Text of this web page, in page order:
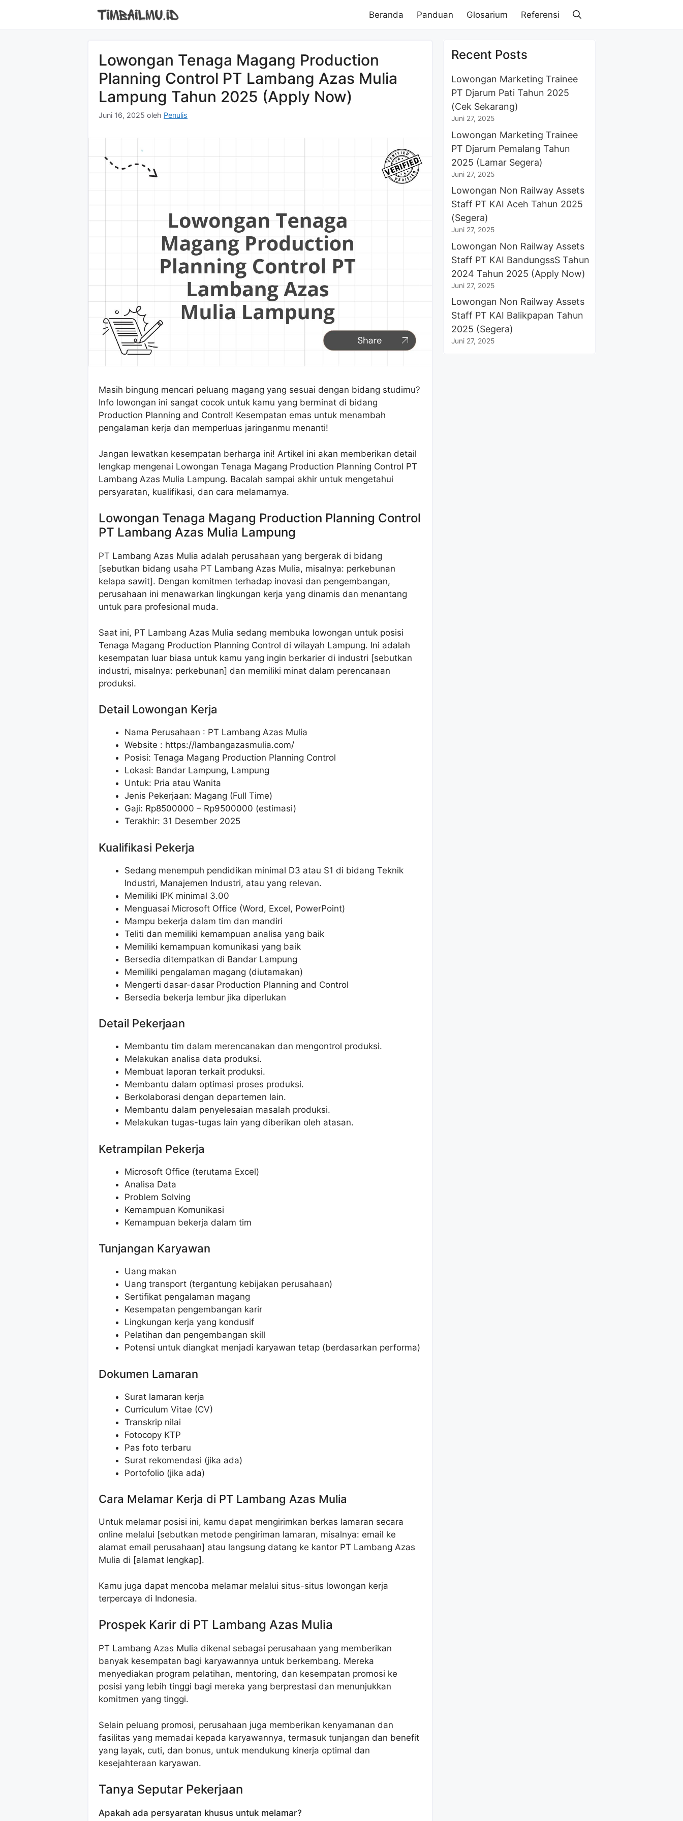
Beranda Panduan Glosarium Referensi
Lowongan Tenaga Magang Production
Planning Control PT Lambang Azas Mulia
Lampung Tahun 2025 (Apply Now)
Juni 16, 2025 oleh Penulis
Masih bingung mencari peluang magang yang sesuai dengan bidang studimu?
Info lowongan ini sangat cocok untuk kamu yang berminat di bidang
Production Planning and Control! Kesempatan emas untuk menambah
pengalaman kerja dan memperluas jaringanmu menanti!
Jangan lewatkan kesempatan berharga ini! Artikel ini akan memberikan detail
lengkap mengenai Lowongan Tenaga Magang Production Planning Control PT
Lambang Azas Mulia Lampung. Bacalah sampai akhir untuk mengetahui
persyaratan, kualifikasi, dan cara melamarnya.
Lowongan Tenaga Magang Production Planning Control
PT Lambang Azas Mulia Lampung
PT Lambang Azas Mulia adalah perusahaan yang bergerak di bidang
[sebutkan bidang usaha PT Lambang Azas Mulia, misalnya: perkebunan
kelapa sawit]. Dengan komitmen terhadap inovasi dan pengembangan,
perusahaan ini menawarkan lingkungan kerja yang dinamis dan menantang
untuk para profesional muda.
Saat ini, PT Lambang Azas Mulia sedang membuka lowongan untuk posisi
Tenaga Magang Production Planning Control di wilayah Lampung. Ini adalah
kesempatan luar biasa untuk kamu yang ingin berkarier di industri [sebutkan
industri, misalnya: perkebunan] dan memiliki minat dalam perencanaan
produksi.
Detail Lowongan Kerja
Nama Perusahaan : PT Lambang Azas Mulia
Website : https://lambangazasmulia.com/
Posisi: Tenaga Magang Production Planning Control
Lokasi: Bandar Lampung, Lampung
Untuk: Pria atau Wanita
Jenis Pekerjaan: Magang (Full Time)
Gaji: Rp8500000 – Rp9500000 (estimasi)
Terakhir: 31 Desember 2025
Kualifikasi Pekerja
Sedang menempuh pendidikan minimal D3 atau S1 di bidang Teknik
Industri, Manajemen Industri, atau yang relevan.
Memiliki IPK minimal 3.00
Menguasai Microsoft Office (Word, Excel, PowerPoint)
Mampu bekerja dalam tim dan mandiri
Teliti dan memiliki kemampuan analisa yang baik
Memiliki kemampuan komunikasi yang baik
Bersedia ditempatkan di Bandar Lampung
Memiliki pengalaman magang (diutamakan)
Mengerti dasar-dasar Production Planning and Control
Bersedia bekerja lembur jika diperlukan
Detail Pekerjaan
Membantu tim dalam merencanakan dan mengontrol produksi.
Melakukan analisa data produksi.
Membuat laporan terkait produksi.
Membantu dalam optimasi proses produksi.
Berkolaborasi dengan departemen lain.
Membantu dalam penyelesaian masalah produksi.
Melakukan tugas-tugas lain yang diberikan oleh atasan.
Ketrampilan Pekerja
Microsoft Office (terutama Excel)
Analisa Data
Problem Solving
Kemampuan Komunikasi
Kemampuan bekerja dalam tim
Tunjangan Karyawan
Uang makan
Uang transport (tergantung kebijakan perusahaan)
Sertifikat pengalaman magang
Kesempatan pengembangan karir
Lingkungan kerja yang kondusif
Pelatihan dan pengembangan skill
Potensi untuk diangkat menjadi karyawan tetap (berdasarkan performa)
Dokumen Lamaran
Surat lamaran kerja
Curriculum Vitae (CV)
Transkrip nilai
Fotocopy KTP
Pas foto terbaru
Surat rekomendasi (jika ada)
Portofolio (jika ada)
Cara Melamar Kerja di PT Lambang Azas Mulia
Untuk melamar posisi ini, kamu dapat mengirimkan berkas lamaran secara
online melalui [sebutkan metode pengiriman lamaran, misalnya: email ke
alamat email perusahaan] atau langsung datang ke kantor PT Lambang Azas
Mulia di [alamat lengkap].
Kamu juga dapat mencoba melamar melalui situs-situs lowongan kerja
terpercaya di Indonesia.
Prospek Karir di PT Lambang Azas Mulia
PT Lambang Azas Mulia dikenal sebagai perusahaan yang memberikan
banyak kesempatan bagi karyawannya untuk berkembang. Mereka
menyediakan program pelatihan, mentoring, dan kesempatan promosi ke
posisi yang lebih tinggi bagi mereka yang berprestasi dan menunjukkan
komitmen yang tinggi.
Selain peluang promosi, perusahaan juga memberikan kenyamanan dan
fasilitas yang memadai kepada karyawannya, termasuk tunjangan dan benefit
yang layak, cuti, dan bonus, untuk mendukung kinerja optimal dan
kesejahteraan karyawan.
Tanya Seputar Pekerjaan
Apakah ada persyaratan khusus untuk melamar?
Recent Posts
Lowongan Marketing Trainee
PT Djarum Pati Tahun 2025
(Cek Sekarang)
Juni 27, 2025
Lowongan Marketing Trainee
PT Djarum Pemalang Tahun
2025 (Lamar Segera)
Juni 27, 2025
Lowongan Non Railway Assets
Staff PT KAI Aceh Tahun 2025
(Segera)
Juni 27, 2025
Lowongan Non Railway Assets
Staff PT KAI BandungssS Tahun
2024 Tahun 2025 (Apply Now)
Juni 27, 2025
Lowongan Non Railway Assets
Staff PT KAI Balikpapan Tahun
2025 (Segera)
Juni 27, 2025